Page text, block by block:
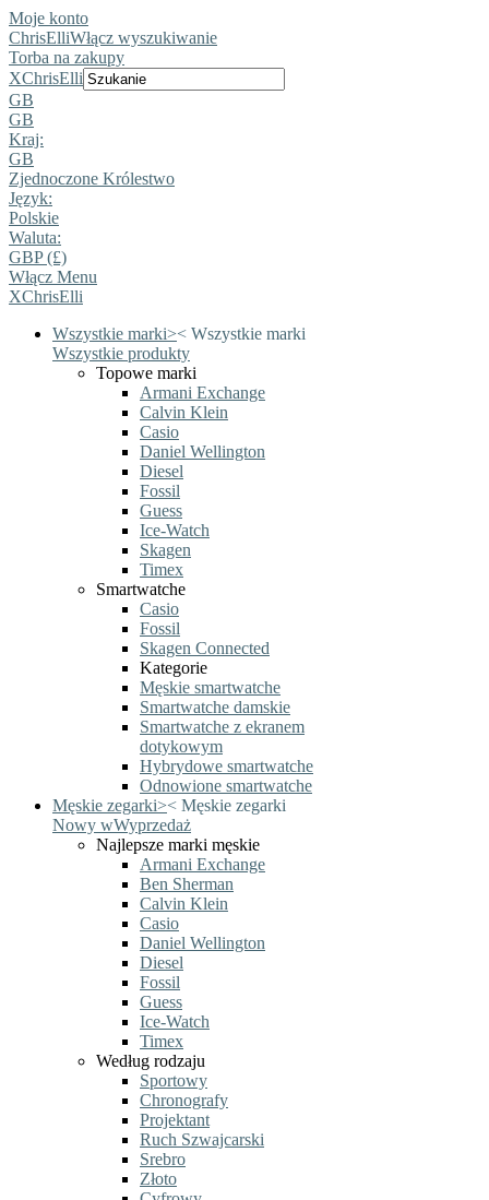
Moje konto
ChrisElliWłącz wyszukiwanie
Torba na zakupy
XChrisElli
GB
GB
Kraj:
GB
Zjednoczone Królestwo
Język:
Polskie
Waluta:
GBP (£)
Włącz Menu
XChrisElli
Wszystkie marki>< Wszystkie marki
Wszystkie produkty
Topowe marki
Armani Exchange
Calvin Klein
Casio
Daniel Wellington
Diesel
Fossil
Guess
Ice-Watch
Skagen
Timex
Smartwatche
Casio
Fossil
Skagen Connected
Kategorie
Męskie smartwatche
Smartwatche damskie
Smartwatche z ekranem
dotykowym
Hybrydowe smartwatche
Odnowione smartwatche
Męskie zegarki>< Męskie zegarki
Nowy wWyprzedaż
Najlepsze marki męskie
Armani Exchange
Ben Sherman
Calvin Klein
Casio
Daniel Wellington
Diesel
Fossil
Guess
Ice-Watch
Timex
Według rodzaju
Sportowy
Chronografy
Projektant
Ruch Szwajcarski
Srebro
Złoto